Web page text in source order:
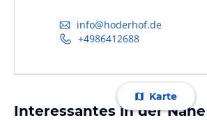
info@hoderhof.de
+4986412688
Karte
Interessantes in der Nähe